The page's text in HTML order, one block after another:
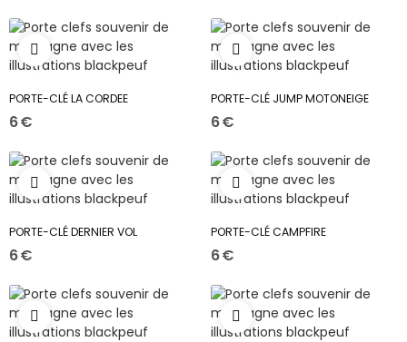
PORTE-CLÉ LA CORDEE
6 €
PORTE-CLÉ JUMP MOTONEIGE
6 €
PORTE-CLÉ DERNIER VOL
6 €
PORTE-CLÉ CAMPFIRE
6 €